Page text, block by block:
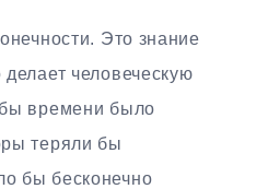
Это знание
человеческую
времени было
теряли бы
бы бесконечно